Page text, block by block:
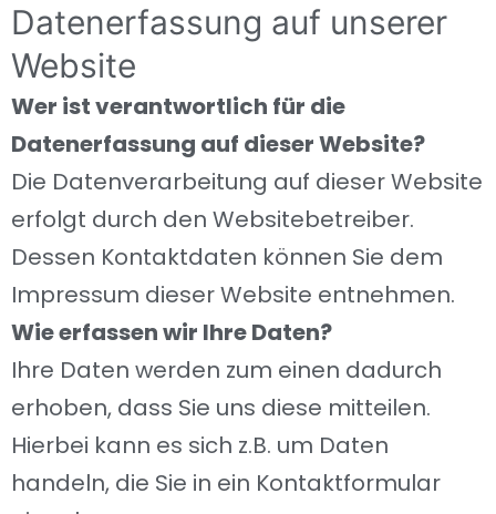
Datenerfassung auf unserer
Website
Wer ist verantwortlich für die
Datenerfassung auf dieser Website?
Die Datenverarbeitung auf dieser Website
erfolgt durch den Websitebetreiber.
Dessen Kontaktdaten können Sie dem
Impressum dieser Website entnehmen.
Wie erfassen wir Ihre Daten?
Ihre Daten werden zum einen dadurch
erhoben, dass Sie uns diese mitteilen.
Hierbei kann es sich z.B. um Daten
handeln, die Sie in ein Kontaktformular